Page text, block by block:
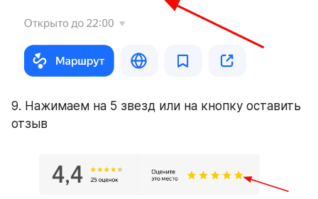
9. Нажимаем на 5 звезд или на кнопку оставить
отзыв